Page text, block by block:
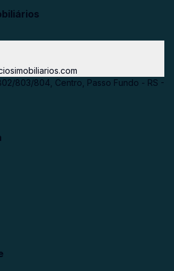
803/804, Centro, Passo Fundo - RS -